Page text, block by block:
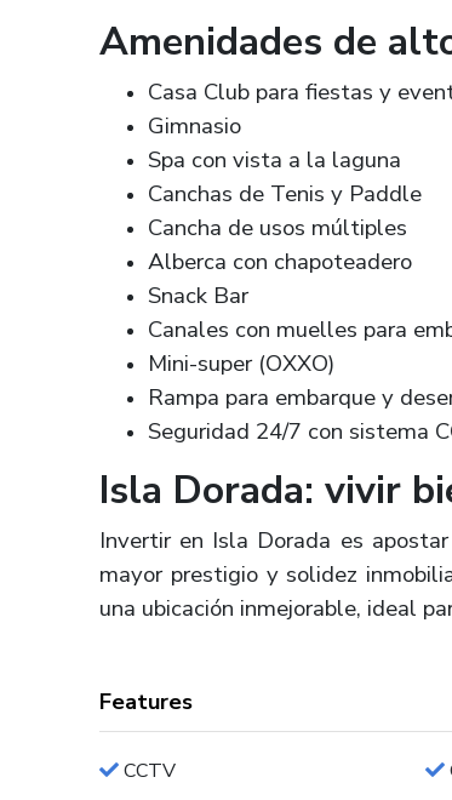
Amenidades de
Casa Club para fiestas y
Gimnasio
Spa con vista a la laguna
Canchas de Tenis y Paddle
Cancha de usos múltiples
Alberca con chapoteadero
Snack Bar
Canales con muelles para
Mini-super (OXXO)
Rampa para embarque y
Seguridad 24/7 con sistema
Isla Dorada: vivir
Invertir en Isla Dorada es
mayor prestigio y solidez
una ubicación inmejorable, ideal
Features
CCTV